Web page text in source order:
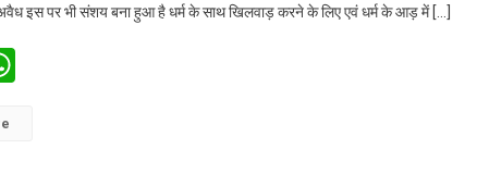
इस पर भी संशय बना हुआ है धर्म के साथ खिलवाड़ करने के लिए एवं धर्म के आड़ में […]